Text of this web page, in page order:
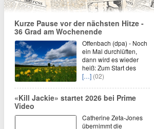
Kurze Pause vor der nächsten Hitze -
36 Grad am Wochenende
Offenbach (dpa) - Noch
ein Mal durchlüften,
dann wird es wieder
heiß: Zum Start des
[…] (02)
«Kill Jackie» startet 2026 bei Prime
Video
Catherine Zeta-Jones
übernimmt die